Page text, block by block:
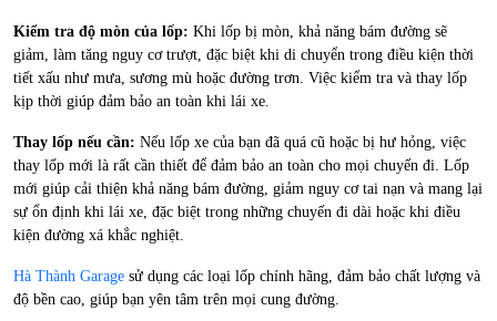
Kiểm tra độ mòn của lốp: Khi lốp bị mòn, khả năng bám đường sẽ
giảm, làm tăng nguy cơ trượt, đặc biệt khi di chuyển trong điều kiện thời
tiết xấu như mưa, sương mù hoặc đường trơn. Việc kiểm tra và thay lốp
kịp thời giúp đảm bảo an toàn khi lái xe.
Thay lốp nếu cần: Nếu lốp xe của bạn đã quá cũ hoặc bị hư hỏng, việc
thay lốp mới là rất cần thiết để đảm bảo an toàn cho mọi chuyến đi. Lốp
mới giúp cải thiện khả năng bám đường, giảm nguy cơ tai nạn và mang lại
sự ổn định khi lái xe, đặc biệt trong những chuyến đi dài hoặc khi điều
kiện đường xá khắc nghiệt.
Hà Thành Garage sử dụng các loại lốp chính hãng, đảm bảo chất lượng và
độ bền cao, giúp bạn yên tâm trên mọi cung đường.